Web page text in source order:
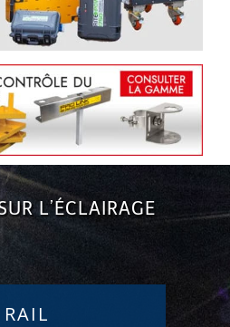
L’ÉCLAIRAGE
RAIL